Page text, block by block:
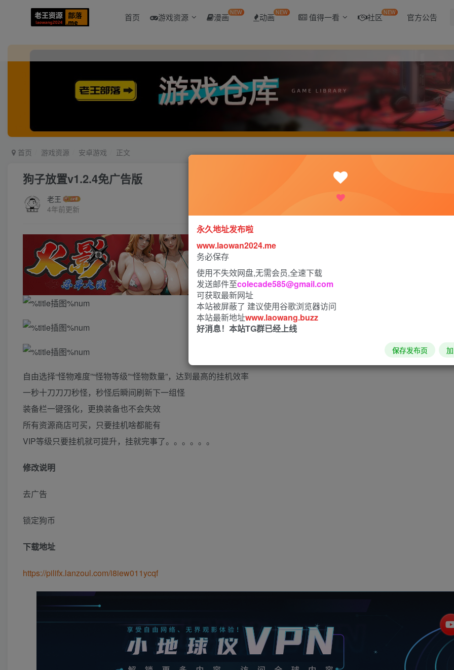
首页 游戏资源 漫画NEW 动画 NEW 值得一看 社区NEW 官方公告
首页 游戏资源 安卓游戏 正文
狗子放置v1.2.4免广告版
老王
4年前更新
自由选择“怪物难度”“怪物等级”“怪物数量”，达到最高的挂机效率
一秒十刀刀刀秒怪，秒怪后瞬间刷新下一组怪
装备栏一键强化，更换装备也不会失效
所有资源商店可买，只要挂机啥都能有
VIP等级只要挂机就可提升，挂就完事了。。。。。。
修改说明
去广告
锁定狗币
下载地址
https://pilifx.lanzoul.com/i8iew011ycqf
永久地址发布啦
www.laowan2024.me
务必保存
使用不失效网盘,无需会员,全速下载
发送邮件至colecade585@gmail.com
可获取最新网址
本站被屏蔽了 建议使用谷歌浏览器访问
本站最新地址www.laowang.buzz
好消息！本站TG群已经上线
保存发布页